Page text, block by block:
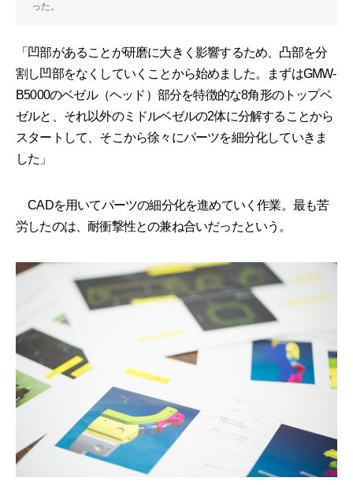
った。
「凹部があることが研磨に大きく影響するため、凸部を分
割し凹部をなくしていくことから始めました。まずはGMW-
B5000のベゼル（ヘッド）部分を特徴的な8角形のトップベ
ゼルと、それ以外のミドルベゼルの2体に分解することから
スタートして、そこから徐々にパーツを細分化していきま
した」
CADを用いてパーツの細分化を進めていく作業。最も苦
労したのは、耐衝撃性との兼ね合いだったという。